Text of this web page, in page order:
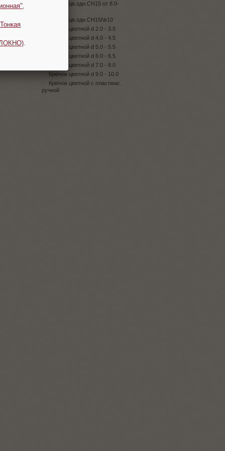
Крючок цв.одн.CH15 от 8.0-
Крючок цв.одн.CH15№10
Крючок цветной d 2.0 - 3.5
Крючок цветной d 4.0 - 4.5
Крючок цветной d 5.0 - 5.5
Крючок цветной d 6.0 - 6.5
Крючок цветной d 7.0 - 8.0
Крючок цветной d 9.0 - 10.0
Крючок цветной с пластмас.
ручкой
Тонкая